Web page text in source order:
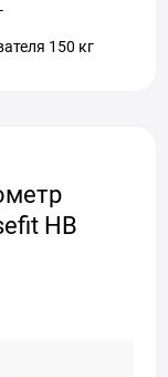
150 кг
HB